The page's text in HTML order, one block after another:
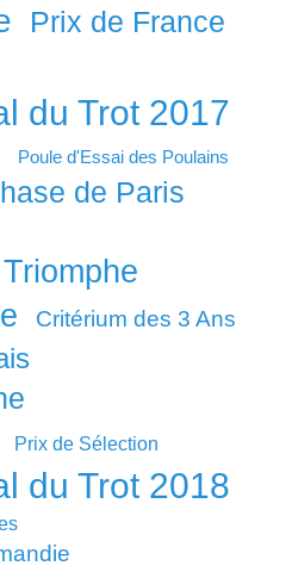
Prix de France
du Trot 2017
Poule d'Essai des Poulains
de Paris
Triomphe
Critérium des 3 Ans
Prix de Sélection
du Trot 2018